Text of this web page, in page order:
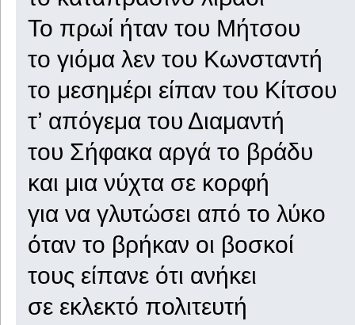
Το πρωί ήταν του Μήτσου
το γιόμα λεν του Κωνσταντή
το μεσημέρι είπαν του Κίτσου
τ’ απόγεμα του Διαμαντή
του Σήφακα αργά το βράδυ
και μια νύχτα σε κορφή
για να γλυτώσει από το λύκο
όταν το βρήκαν οι βοσκοί
τους είπανε ότι ανήκει
σε εκλεκτό πολιτευτή